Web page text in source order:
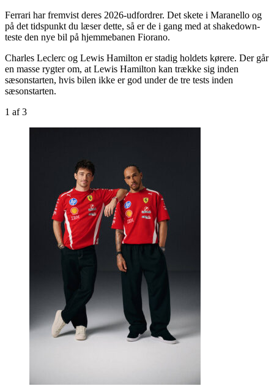
Ferrari har fremvist deres 2026-udfordrer. Det skete i Maranello og
på det tidspunkt du læser dette, så er de i gang med at shakedown-
teste den nye bil på hjemmebanen Fiorano.
Charles Leclerc og Lewis Hamilton er stadig holdets kørere. Der går
en masse rygter om, at Lewis Hamilton kan trække sig inden
sæsonstarten, hvis bilen ikke er god under de tre tests inden
sæsonstarten.
1 af 3